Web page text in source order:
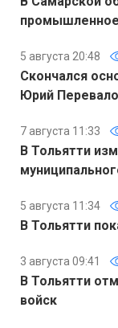
5 августа 20:48
Скончался
Юрий
7 августа 11:33
В Тольятти
5 августа 11:34
В Тольятти
3 августа 09:41
В Тольятти
войск